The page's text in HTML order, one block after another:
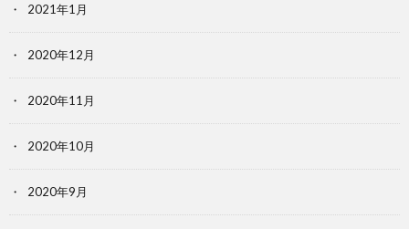
2021年1月
2020年12月
2020年11月
2020年10月
2020年9月